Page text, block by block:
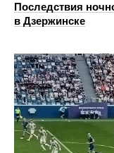
Последствия
в Дзержинске